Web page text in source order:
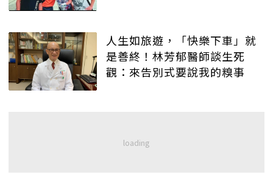
人生如旅遊，「快樂下車」就
是善終！林芳郁醫師談生死
觀：來告別式要說我的糗事